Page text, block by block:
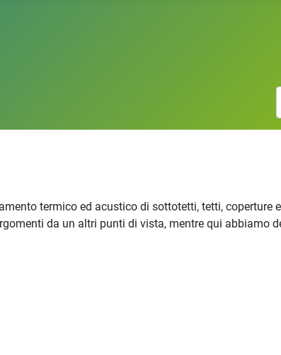
termico ed acustico di sottotetti, tetti, coperture
da un altri punti di vista, mentre qui abbiamo